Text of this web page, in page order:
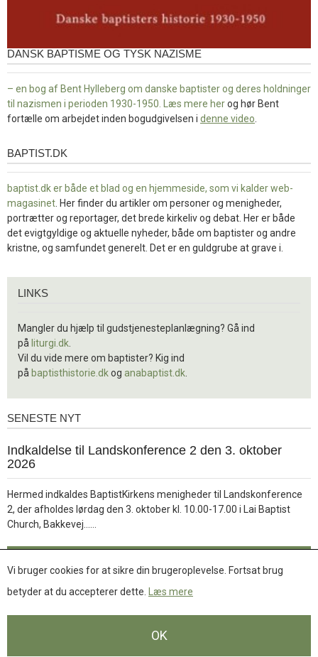
DANSK BAPTISME OG TYSK NAZISME
– en bog af Bent Hylleberg om danske baptister og deres holdninger
til nazismen i perioden 1930-1950. Læs mere herog hør Bent
fortælle om arbejdet inden bogudgivelsen i denne video
baptist.dk
BAPTIST.DK
baptist.dk er både et blad og en hjemmeside, som vi kalder web-
magasinet . Her finder du artikler om personer og menigheder,
portrætter og reportager, det brede kirkeliv og debat. Her er både
det evigtgyldige og aktuelle nyheder, både om baptister og andre
kristne, og samfundet generelt. Det er en guldgrube at grave i.
LINKS
Mangler du hjælp til gudstjenesteplanlægning? Gå ind
på liturgi.dk
Vil du vide mere om baptister? Kig ind
på baptisthistorie.dkog anabaptist.dk
Seneste
SENESTE NYT
1.
jul.
Indkaldelse til Landskonference 2 den 3. oktober
2026
Hermed indkaldes BaptistKirkens menigheder til Landskonference
2, der afholdes lørdag den 3. oktober kl. 10.00-17.00 i Lai Baptist
Church, Bakkevej……
Læs mere
Vi bruger cookies for at sikre din brugeroplevelse. Fortsat brug
betyder at du accepterer dette.
Læs mere
OK